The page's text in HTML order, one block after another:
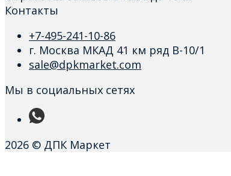
Контакты
+7-495-241-10-86
г. Москва МКАД 41 км ряд В-10/1
sale@dpkmarket.com
Мы в социальных сетях
2026 © ДПК Маркет